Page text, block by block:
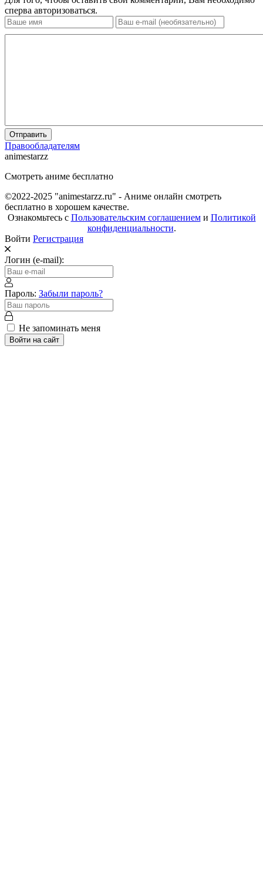
сперва авторизоваться.
Отправить
Правообладателям
animestarzz
Смотреть аниме бесплатно
©2022-2025 "animestarzz.ru" - Аниме онлайн смотреть
бесплатно в хорошем качестве.
Ознакомьтесь с Пользовательским соглашениеми Политикой
конфиденциальности.
Войти Регистрация
Логин (e-mail):
Пароль: Забыли пароль?
Не запоминать меня
Войти на сайт